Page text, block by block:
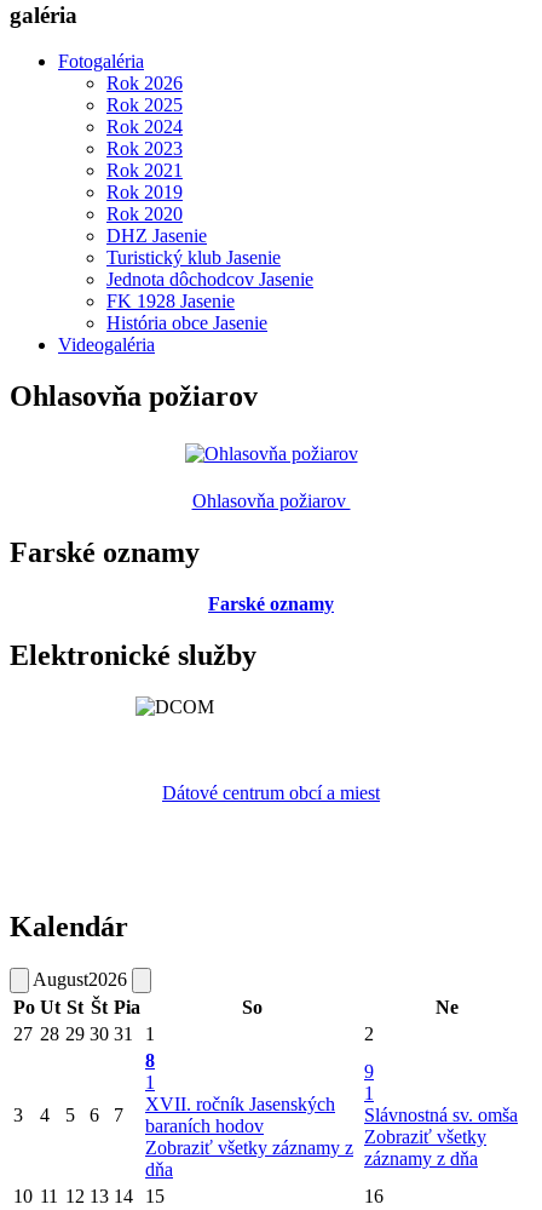
galéria
Fotogaléria
Rok 2026
Rok 2025
Rok 2024
Rok 2023
Rok 2021
Rok 2019
Rok 2020
DHZ Jasenie
Turistický klub Jasenie
Jednota dôchodcov Jasenie
FK 1928 Jasenie
História obce Jasenie
Videogaléria
Ohlasovňa požiarov
Ohlasovňa požiarov
Farské oznamy
Farské oznamy
Elektronické služby
Dátové centrum obcí a miest
Kalendár
August2026
Po Ut St Št Pia So
Ne
27 28 29 30 31 1 2
3 4 5 6 7
8
1
XVII. ročník Jasenských
baraních hodov
Zobraziť všetky záznamy z
dňa
9
1
Slávnostná sv. omša
Zobraziť všetky
záznamy z dňa
10 11 12 13 14 15 16